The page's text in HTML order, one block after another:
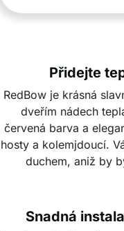
Přidejte
RedBow je krásná
dveřím nádech
červená barva a
hosty a kolemjdoucí.
duchem, aniž by
Snadná